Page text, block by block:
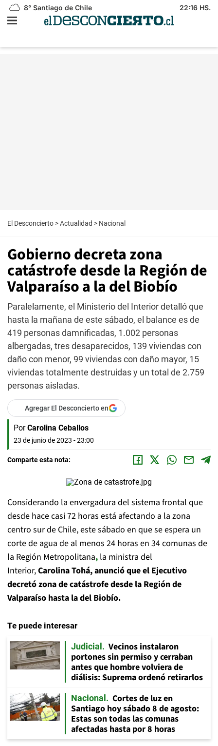
8° Santiago de Chile 22:16 HS.
El Desconcierto >Actualidad > Nacional
Gobierno decreta zona
catástrofe desde la Región de
Valparaíso a la del Biobío
Paralelamente, el Ministerio del Interior detalló que
hasta la mañana de este sábado, el balance es de
419 personas damnificadas, 1.002 personas
albergadas, tres desaparecidos, 139 viviendas con
daño con menor, 99 viviendas con daño mayor, 15
viviendas totalmente destruidas y un total de 2.759
personas aisladas.
Agregar El Desconcierto en
Por Carolina Ceballos
23 de junio de 2023 - 23:00
Comparte esta nota:
Considerando la envergadura del sistema frontal que
desde hace casi 72 horas está afectando a la zona
centro sur de Chile, este sábado en que se espera un
corte de agua de al menos 24 horas en 34 comunas de
la Región Metropolitana, la ministra del
Interior,Carolina Tohá, anunció que el Ejecutivo
decretó zona de catástrofe desde la Región de
Valparaíso hasta la del Biobío.
Te puede interesar
Judicial
Vecinos instalaron
portones sin permiso y cerraban
antes que hombre volviera de
diálisis: Suprema ordenó retirarlos
Nacional
Cortes de luz en
Santiago hoy sábado 8 de agosto:
Estas son todas las comunas
afectadas hasta por 8 horas